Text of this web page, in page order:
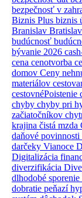
bezpečnosť v
Biznis Plus biznis
Branislav
budúcnosť
bývanie 2026
cena cenotvorba
domov Ceny
materiálov
cestovnéPoistenie
chyby chyby pri
začiatočníkov
krajina čistá mzda
daňové povinnosti
darčeky Vianoce
Digitalizácia
diverzifikácia
dlhodobé sporenie
dobratie peňazí